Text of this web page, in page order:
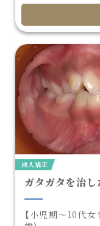
成人矯正
ガタガタを治
【小児期～10代